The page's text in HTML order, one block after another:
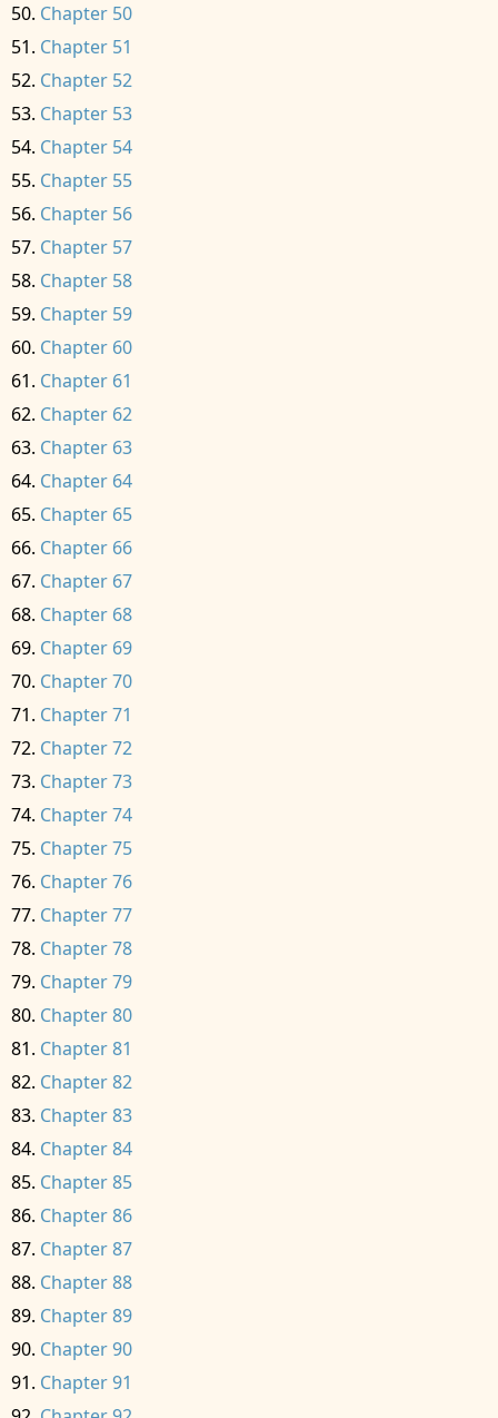
Chapter 50
Chapter 51
Chapter 52
Chapter 53
Chapter 54
Chapter 55
Chapter 56
Chapter 57
Chapter 58
Chapter 59
Chapter 60
Chapter 61
Chapter 62
Chapter 63
Chapter 64
Chapter 65
Chapter 66
Chapter 67
Chapter 68
Chapter 69
Chapter 70
Chapter 71
Chapter 72
Chapter 73
Chapter 74
Chapter 75
Chapter 76
Chapter 77
Chapter 78
Chapter 79
Chapter 80
Chapter 81
Chapter 82
Chapter 83
Chapter 84
Chapter 85
Chapter 86
Chapter 87
Chapter 88
Chapter 89
Chapter 90
Chapter 91